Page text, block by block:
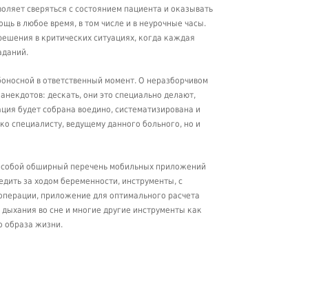
сверяться с состоянием пациента и оказывать
в любое время, в том числе и в неурочные часы.
в критических ситуациях, когда каждая
в ответственный момент. О неразборчивом
дескать, они это специально делают,
будет собрана воедино, систематизирована и
специалисту, ведущему данного больного, но и
обширный перечень мобильных приложений
за ходом беременности, инструменты, с
приложение для оптимального расчета
во сне и многие другие инструменты как
образа жизни.